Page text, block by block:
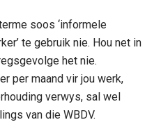
soos ‘informele
te gebruik nie. Hou net in
het nie.
per maand vir jou werk,
verwys, sal wel
van die WBDV.